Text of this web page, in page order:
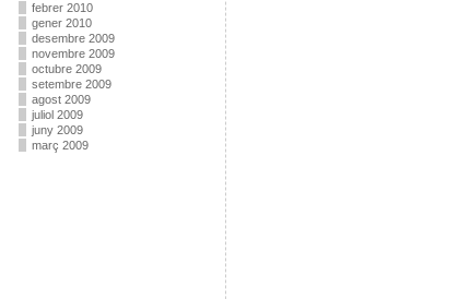
febrer 2010
gener 2010
desembre 2009
novembre 2009
octubre 2009
setembre 2009
agost 2009
juliol 2009
juny 2009
març 2009